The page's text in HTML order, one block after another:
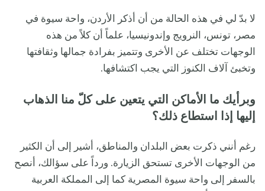
لا بدّ لي في هذه الحالة من أن أذكر الأردن، واحة سيوة في
مصر، تونس، النرويج وإندونيسيا، علماً أن كلاً من هذه
الوجهات تختلف عن الأخرى وتتميز بفرادة جمالها وثقافتها
وتخبئ آلاف الكنوز التي يجب اكتشافها.
وبرأيك ما الأماكن التي يتعين على كلّ منا الذهاب
إليها إذا استطاع ذلك؟
رغم أنني ذكرت بعض البلدان والمناطق، أشير إلى أن الكثير
من الوجهات الأخرى تستحق الزيارة. ورداً على سؤالك، أنصح
بالسفر إلى واحة سيوة المصرية كما إلى المملكة العربية